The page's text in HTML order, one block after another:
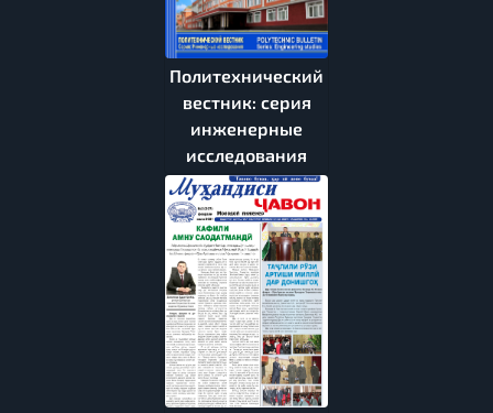
Политехнический
вестник: серия
инженерные
исследования